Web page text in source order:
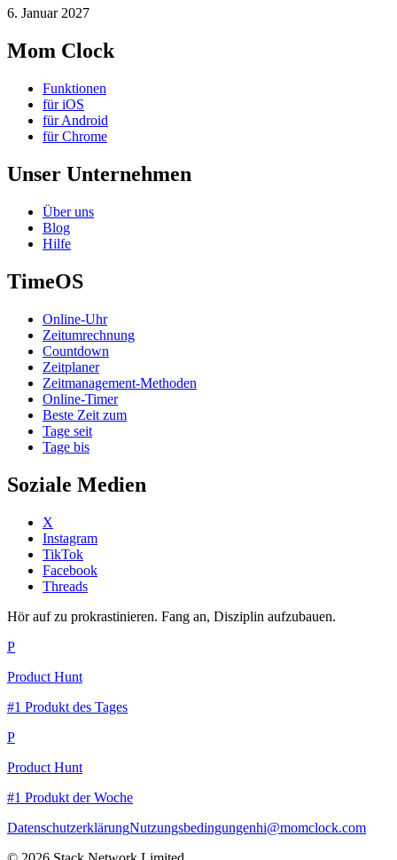
6. Januar 2027
Mom Clock
Funktionen
für iOS
für Android
für Chrome
Unser Unternehmen
Über uns
Blog
Hilfe
TimeOS
Online-Uhr
Zeitumrechnung
Countdown
Zeitplaner
Zeitmanagement-Methoden
Online-Timer
Beste Zeit zum
Tage seit
Tage bis
Soziale Medien
X
Instagram
TikTok
Facebook
Threads
Hör auf zu prokrastinieren. Fang an, Disziplin aufzubauen.
P
Product Hunt
#1 Produkt des Tages
P
Product Hunt
#1 Produkt der Woche
DatenschutzerklärungNutzungsbedingungenhi@momclock.com